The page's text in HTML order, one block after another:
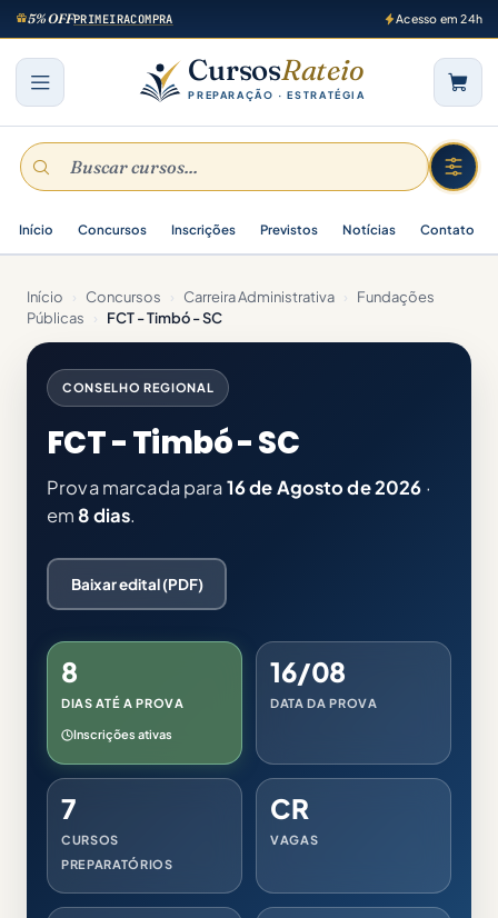
5% OFFPRIMEIRACOMPRA Acesso em 24h
CursosRateio
PREPARAÇÃO · ESTRATÉGIA
Início Concursos Inscrições Previstos Notícias Contato
Início › Concursos › Carreira Administrativa ›
Fundações
Públicas
› FCT - Timbó - SC
CONSELHO REGIONAL
FCT - Timbó - SC
Prova marcada para16 de Agosto de 2026 ·
em8 dias.
Baixar edital (PDF)
8
DIAS ATÉ A PROVA
Inscrições ativas
16/08
DATA DA PROVA
7
CURSOS
PREPARATÓRIOS
CR
VAGAS